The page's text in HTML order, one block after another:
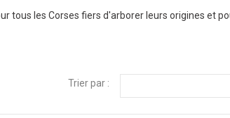
tous les Corses fiers d'arborer leurs origines et
Trier par :